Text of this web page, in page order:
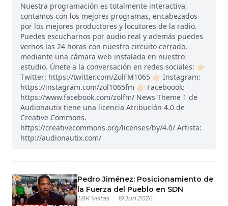
Nuestra programación es totalmente interactiva,
contamos con los mejores programas, encabezados
por los mejores productores y locutores de la radio.
Puedes escucharnos por audio real y además puedes
vernos las 24 horas con nuestro circuito cerrado,
mediante una cámara web instalada en nuestro
estudio. Únete a la conversación en redes sociales: 👉🏻
Twitter: https://twitter.com/ZolFM1065 👉🏻 Instagram:
https://instagram.com/zol1065fm 👉🏻 Faceboook:
https://www.facebook.com/zolfm/ News Theme 1 de
Audionautix tiene una licencia Atribución 4.0 de
Creative Commons.
https://creativecommons.org/licenses/by/4.0/ Artista:
http://audionautix.com/
Pedro Jiménez: Posicionamiento de
la Fuerza del Pueblo en SDN
1.8K Vistas 19 Jun 2026